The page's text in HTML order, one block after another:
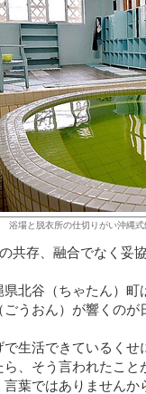
浴場と脱衣所の仕切りがい沖縄式
存、融合でなく妥
北谷（ちゃたん）町
うおん）が響くのが
生活できているくせ
、そう言われたこと
葉ではありません